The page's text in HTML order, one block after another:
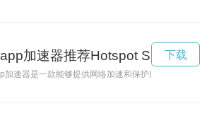
加速器推荐Hotspot Shield
加速器是一款能够提供网络加速和保护用户隐私安全的
下载